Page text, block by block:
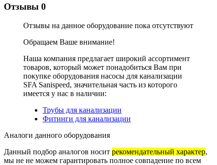
Отзывы 0
Отзывы на данное оборудование пока отсутствуют
Обращаем Ваше внимание!
Наша компания предлагает широкий ассортимент
товаров, который может понадобиться Вам при
покупке оборудования насосы для канализации
SFA Sanispeed, значительная часть из которого
имеется у нас в наличии:
Трубы для канализации
Фитинги для канализации
Аналоги данного оборудования
Данный подбор аналогов носит рекомендательный характер,
мы не не можем гарантировать полное совпадение по всем